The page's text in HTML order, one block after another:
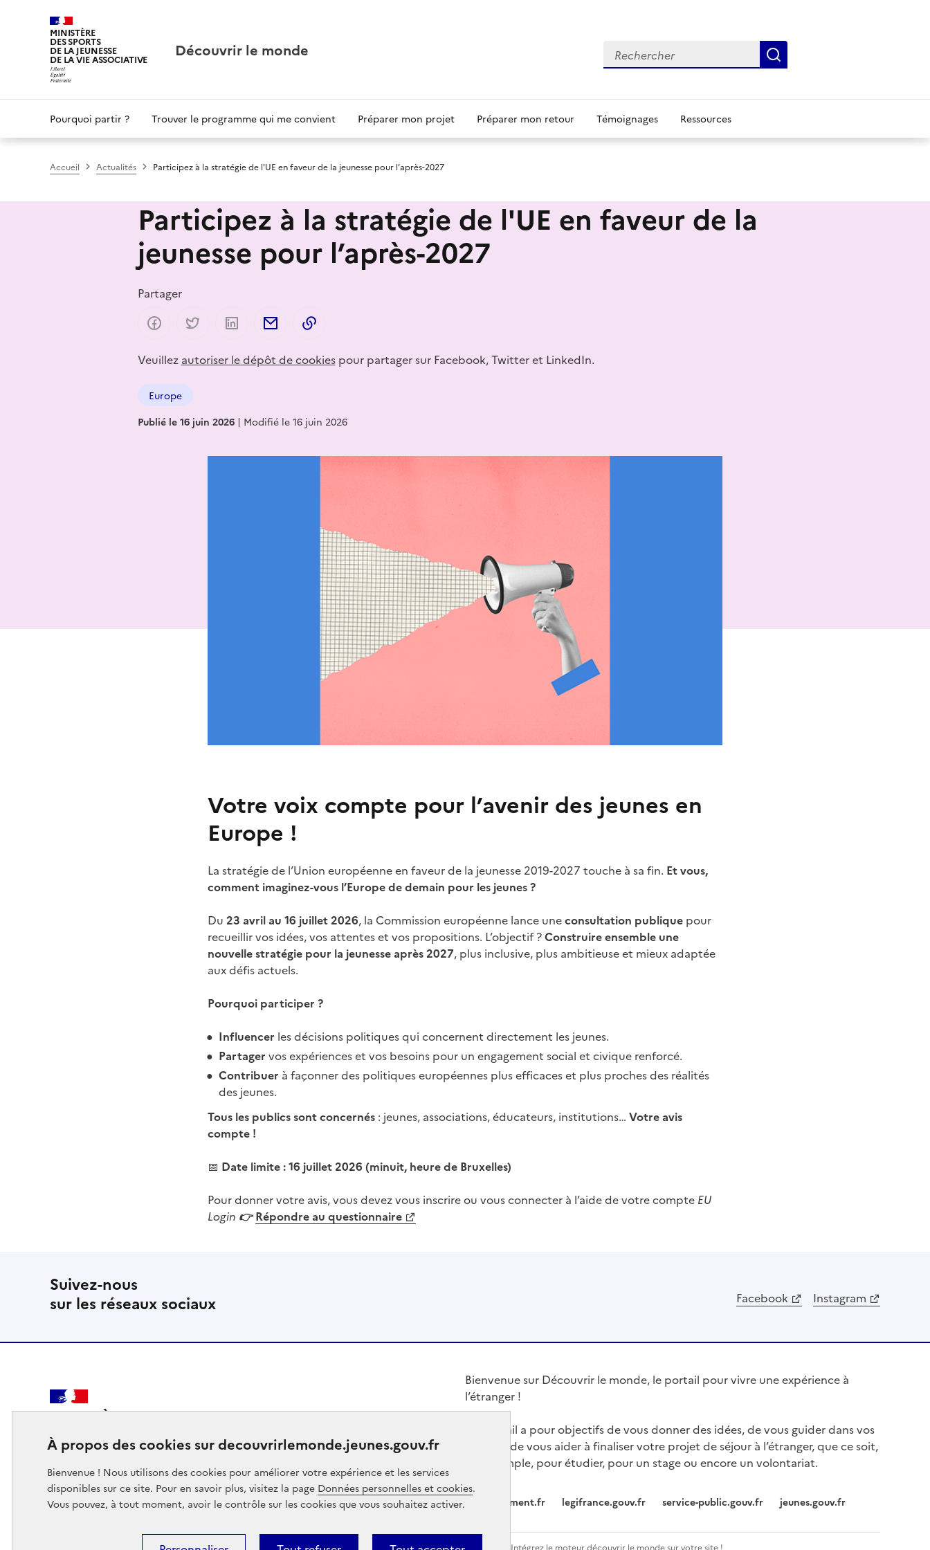
MINISTÈRE
DES SPORTS
DE LA JEUNESSE
DE LA VIE ASSOCIATIVE
Découvrir le monde Rechercher
navigation
Pourquoi partir ? Trouver le programme qui me convient Préparer mon projet Préparer mon retour Témoignages Ressources
Accueil Actualités Participez à la stratégie de l'UE en faveur de la jeunesse pour l’après-2027
Participez à la stratégie de l'UE en faveur de la
jeunesse pour l’après-2027
Partager
Partager sur Facebook
Partager sur Twitter
Partager sur LinkedIn
Partager par email
Veuillez autoriser le dépôt de cookiespour partager sur Facebook, Twitter et LinkedIn.
Europe
Publié le 16 juin 2026| Modifié le 16 juin 2026
Votre voix compte pour l’avenir des jeunes en
Europe !
La stratégie de l’Union européenne en faveur de la jeunesse 2019-2027 touche à sa fin. Et vous,
comment imaginez-vous l’Europe de demain pour les jeunes ?
Du 23 avril au 16 juillet 2026, la Commission européenne lance uneconsultation publique pour
recueillir vos idées, vos attentes et vos propositions. L’objectif ?Construire ensemble une
nouvelle stratégie pour la jeunesse après 2027, plus inclusive, plus ambitieuse et mieux adaptée
aux défis actuels.
Pourquoi participer ?
Influencer les décisions politiques qui concernent directement les jeunes.
Partager vos expériences et vos besoins pour un engagement social et civique renforcé.
Contribuer à façonner des politiques européennes plus efficaces et plus proches des réalités
des jeunes.
Tous les publics sont concernés : jeunes, associations, éducateurs, institutions… Votre avis
compte !
📅 Date limite : 16 juillet 2026 (minuit, heure de Bruxelles)
Pour donner votre avis, vous devez vous inscrire ou vous connecter à l’aide de votre compte EU
Login 👉Répondre au questionnaire
Suivez-nous
sur les réseaux sociaux
Facebook Instagram
MINISTÈRE
DE LA JEUNESSE
DE LA VIE ASSOCIATIVE
Bienvenue sur Découvrir le monde, le portail pour vivre une expérience à
l’étranger !
Ce portail a pour objectifs de vous donner des idées, de vous guider dans vos
choix et de vous aider à finaliser votre projet de séjour à l’étranger, que ce soit,
par exemple, pour étudier, pour un stage ou encore un volontariat.
Partners
gouvernement.fr legifrance.gouv.fr service-public.gouv.fr jeunes.gouv.fr
Données personnelles Accessibilité : partiellement conforme Communication Intégrez le moteur découvrir le monde sur votre site !
À propos des cookies sur decouvrirlemonde.jeunes.gouv.fr
Bienvenue ! Nous utilisons des cookies pour améliorer votre expérience et les services
disponibles sur ce site. Pour en savoir plus, visitez la page Données personnelles et cookies.
Vous pouvez, à tout moment, avoir le contrôle sur les cookies que vous souhaitez activer.